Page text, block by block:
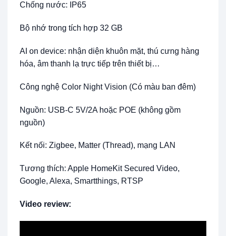
Chống nước: IP65
Bộ nhớ trong tích hợp 32 GB
AI on device: nhận diện khuôn mặt, thú cưng hàng
hóa, âm thanh lạ trực tiếp trên thiết bị…
Công nghệ Color Night Vision (Có màu ban đêm)
Nguồn: USB-C 5V/2A hoặc POE (không gồm
nguồn)
Kết nối: Zigbee, Matter (Thread), mạng LAN
Tương thích: Apple HomeKit Secured Video,
Google, Alexa, Smartthings, RTSP
Video review: